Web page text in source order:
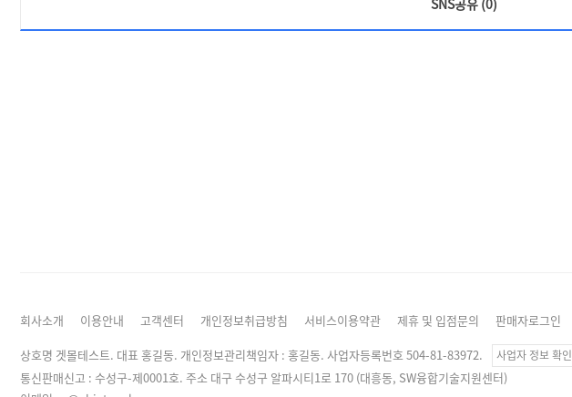
SNS공유 (0)
회사소개 이용안내 고객센터 개인정보취급방침 서비스이용약관 제휴 및 입점문의
판매자로그인
상호명 겟몰테스트. 대표 홍길동. 개인정보관리책임자 : 홍길동. 사업자등록번호 504-81-83972. 사업자 정보 확인
통신판매신고 : 수성구-제0001호. 주소 대구 수성구 알파시티1로 170 (대흥동, SW융합기술지원센터)